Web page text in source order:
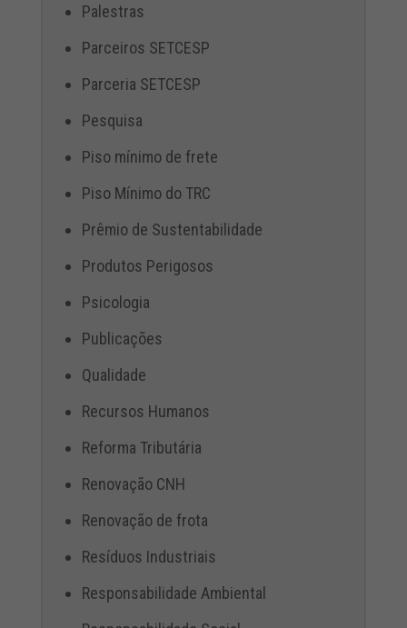
Palestras
Parceiros SETCESP
Parceria SETCESP
Pesquisa
Piso mínimo de frete
Piso Mínimo do TRC
Prêmio de Sustentabilidade
Produtos Perigosos
Psicologia
Publicações
Qualidade
Recursos Humanos
Reforma Tributária
Renovação CNH
Renovação de frota
Resíduos Industriais
Responsabilidade Ambiental